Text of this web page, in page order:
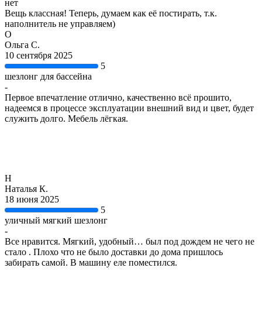
нет
Вещь классная! Теперь, думаем как её постирать, т.к.
наполнитель не управляем)
О
Ольга С.
10 сентября 2025
5
шезлонг для бассейна
-
Первое впечатление отлично, качественно всё прошито,
надеемся в процессе эксплуатации внешний вид и цвет, будет
служить долго. Мебель лëгкая.
Н
Наталья К.
18 июня 2025
5
уличный мягкий шезлонг
-
Все нравится. Мягкий, удобный… был под дождем не чего не
стало . Плохо что не было доставки до дома пришлось
забирать самой. В машину еле поместился.